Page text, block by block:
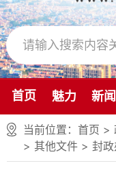
首页 魅力 新闻
当前位置： 首页 >
> 其他文件 > 封